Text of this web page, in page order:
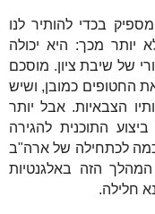
בכדי להותיר לנו
מכך: היא יכולה
של שיבת ציון. מוסכם
החטופים כמובן, ושיש
הצבאיות. אבל יותר
התוכנית להגירה
לכתחילה של ארה"ב
הזה באלגנטיות
חלילה.